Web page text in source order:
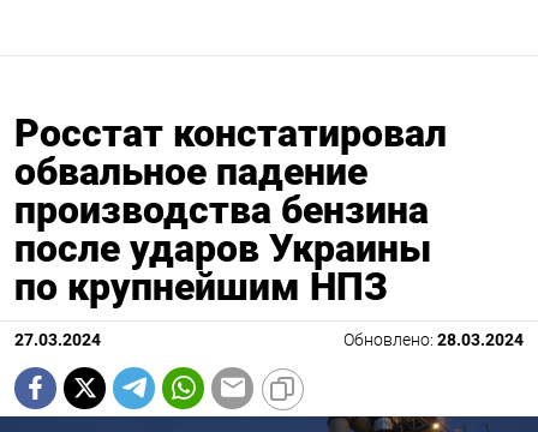
Росстат констатировал
обвальное падение
производства бензина
после ударов Украины
по крупнейшим НПЗ
27.03.2024 Обновлено: 28.03.2024